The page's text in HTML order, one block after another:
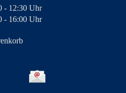
- 12:30 Uhr
- 16:00 Uhr